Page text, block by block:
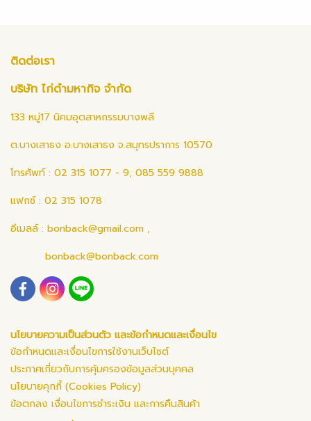
ติดต่อเรา
บริษัท ไก่ดำมหากิจ จำกัด
133 หมู่17 นิคมอุตสาหกรรมบางพลี
ต.บางเสาธง อ.บางเสาธง จ.สมุทรปราการ 10570
โทรศัพท์ : 02 315 1077 - 9, 085 559 9888
แฟกซ์ : 02 315 1078
อีเมลล์ : bonback@gmail.com ,
bonback@bonback.com
นโยบายความเป็นส่วนตัว และข้อกำหนดและเงื่อนไข
ข้อกำหนดและเงื่อนไขการใช้งานเว็บไซต์
ประกาศเกี่ยวกับการคุ้มครองข้อมูลส่วนบุคคล
นโยบายคุกกี้ (Cookies Policy)
ข้อตกลง เงื่อนไขการชำระเงิน และการคืนสินค้า